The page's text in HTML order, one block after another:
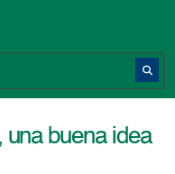
una buena idea